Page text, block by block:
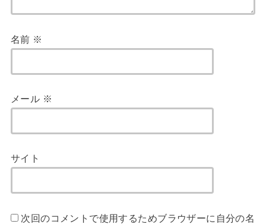
名前 ※
メール ※
サイト
次回のコメントで使用するためブラウザーに自分の名